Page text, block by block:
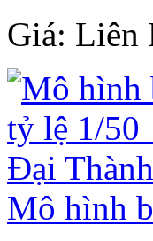
Giá: Liên
Mô hình